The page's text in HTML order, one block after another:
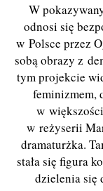
W
odnosi się
w Polsce przez
sobą obrazy z
tym projekcie
feminizmem,
w
w reżyserii
dramaturżka.
stała się figura
dzielenia się